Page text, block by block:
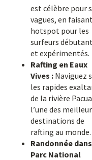
est célèbre pour
vagues, en
hotspot pour les
surfeurs
et expérimentés.
Rafting en Eaux
Vives : Naviguez
les rapides
de la rivière
l’une des
destinations de
rafting au monde.
Randonnée
Parc National